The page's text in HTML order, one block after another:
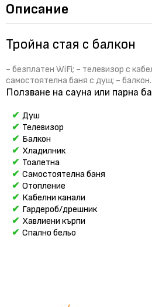
Описание
Тройна стая с балкон
- безплатен WiFi; - телевизор с
самостоятелна баня с душ; - балкон.
Ползване на сауна или парна
Душ
Телевизор
Балкон
Хладилник
Тоалетна
Самостоятелна баня
Отопление
Кабелни канали
Гардероб/дрешник
Хавлиени кърпи
Спално бельо